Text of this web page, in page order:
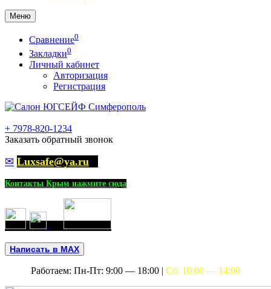
Меню
Сравнение0
Закладки0
Личный кабинет
Авторизация
Регистрация
+ 7978-820-1234
Заказать обратный звонок
✉ Luxsafe@ya.ru
Контакты Крым нажмите сюда
Написать в MAX
Работаем: Пн-Пт: 9:00 — 18:00 | Сб: 10:00 — 14:00